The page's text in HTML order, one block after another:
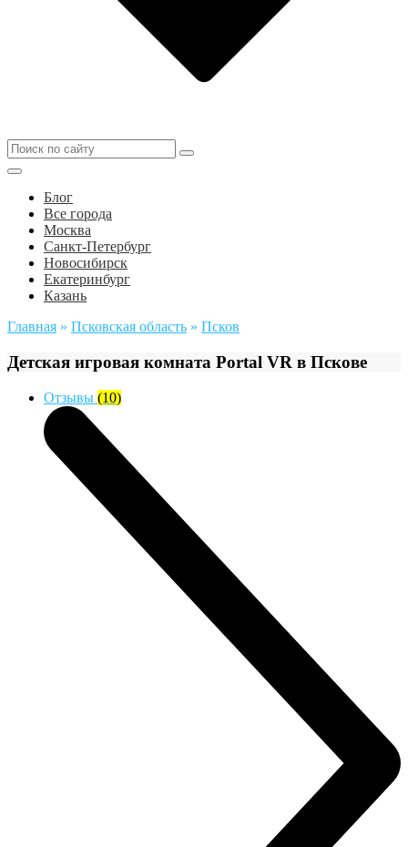
Блог
Все города
Москва
Санкт-Петербург
Новосибирск
Екатеринбург
Казань
Главная » Псковская область » Псков
Детская игровая комната Portal VR в Пскове
Отзывы (10)